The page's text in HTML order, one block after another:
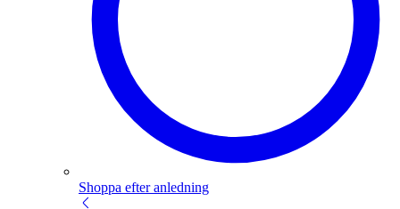
Shoppa efter anledning